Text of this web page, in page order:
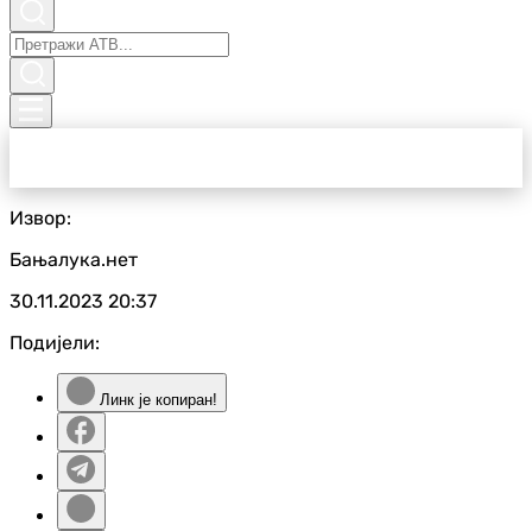
Извор:
Бањалука.нет
30.11.2023 20:37
Подијели:
Линк је копиран!